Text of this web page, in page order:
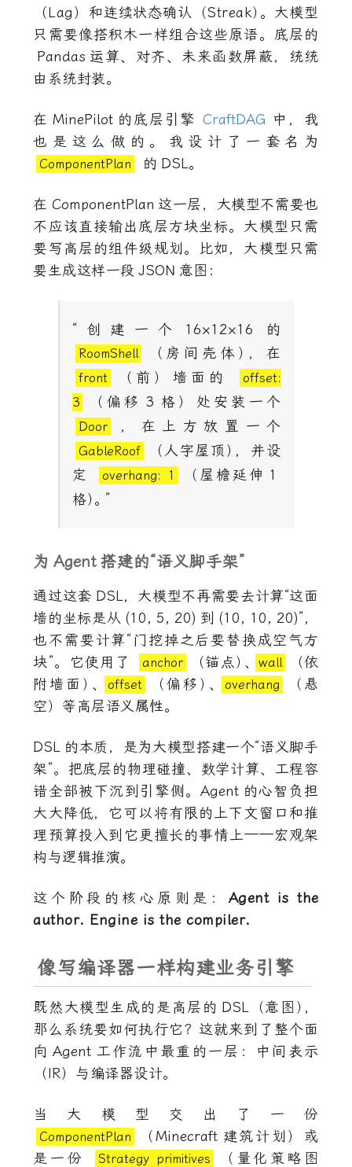
（Lag）和连续状态确认（Streak）。大模型
只需要像搭积木一样组合这些原语。底层的
Pandas 运算、对齐、未来函数屏蔽，统统
由系统封装。
在 MinePilot 的底层引擎 CraftDAG 中，我
也是这么做的。我设计了一套名为
ComponentPlan 的 DSL。
在 ComponentPlan 这一层，大模型不需要也
不应该直接输出底层方块坐标。大模型只需
要写高层的组件级规划。比如，大模型只需
要生成这样一段 JSON 意图：
“创建一个 16×12×16 的
RoomShell （房间壳体 ），在
front （前）墙面的
offset:
3
（偏移 3 格）处安装一个
Door ，在上方放置一个
GableRoof （人字屋顶），并设
定
overhang: 1 （屋檐延伸 1
格）。”
为 Agent 搭建的“语义脚手架”
通过这套 DSL，大模型不再需要去计算“这面
墙的坐标是从 (10, 5, 20) 到 (10, 10, 20)”，
也不需要计算“门挖掉之后要替换成空气方
块”。它使用了
anchor （锚点）、wall
（依
附墙面 ）、offset （偏移 ）、 overhang
（悬
空）等高层语义属性。
DSL 的本质，是为大模型搭建一个“语义脚手
架”。把底层的物理碰撞、数学计算、工程容
错全部被下沉到引擎侧。Agent 的心智负担
大大降低，它可以将有限的上下文窗口和推
理预算投入到它更擅长的事情上——宏观架
构与逻辑推演。
这个阶段的核心原则是： Agent is the
author. Engine is the compiler.
像写编译器一样构建业务引擎
既然大模型生成的是高层的 DSL（意图 ），
那么系统要如何执行它？这就来到了整个面
向 Agent 工作流中最重的一层：中间表示
（IR）与编译器设计。
当大模型交出了一份
ComponentPlan （Minecraft 建筑计划）或
是一份
Strategy primitives
（量化策略图